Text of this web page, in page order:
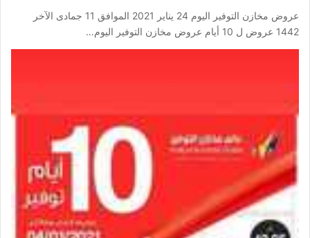
عروض مخازن التوفير اليوم 24 يناير 2021 الموافق 11 جمادى الآخر
1442 عروض ل 10 أيام عروض مخازن التوفير اليوم…